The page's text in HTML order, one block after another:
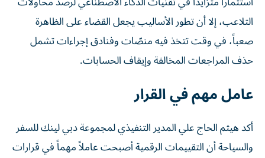
التلاعب، إلا أن تطور الأساليب يجعل القضاء على الظاهرة
صعباً، في وقت تتخذ فيه منصّات وفنادق إجراءات تشمل
حذف المراجعات المخالفة وإيقاف الحسابات.
عامل مهم في القرار
أكد هيثم الحاج علي المدير التنفيذي لمجموعة دبي لينك للسفر
والسياحة أن التقييمات الرقمية أصبحت عاملاً مهماً في قرارات